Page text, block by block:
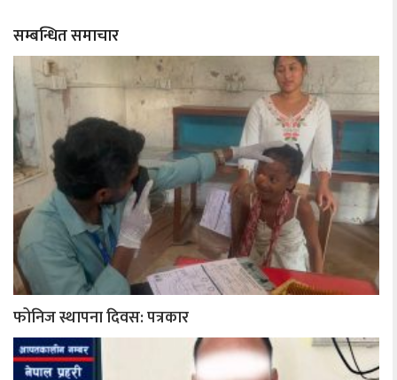
सम्बन्धित समाचार
फोनिज स्थापना दिवस: पत्रकार